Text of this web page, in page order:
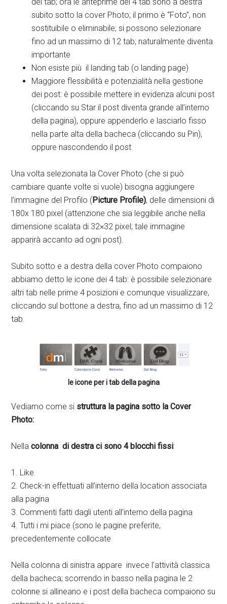
subito sotto la cover Photo; il primo è “Foto”, non
sostituibile o eliminabile; si possono selezionare
fino ad un massimo di 12 tab; naturalmente diventa
importante
Non esiste più il landing tab (o landing page)
Maggiore flessibilità e potenzialità nella gestione
dei post: è possibile mettere in evidenza alcuni post
(cliccando su Star il post diventa grande all’interno
della pagina), oppure appenderlo e lasciarlo fisso
nella parte alta della bacheca (cliccando su Pin),
oppure nascondendo il post
Una volta selezionata la Cover Photo (che si può
cambiare quante volte si vuole) bisogna aggiungere
l’immagine del Profilo ( Picture Profile), delle dimensioni di
180x 180 pixel (attenzione che sia leggibile anche nella
dimensione scalata di 32×32 pixel; tale immagine
apparirà accanto ad ogni post).
Subito sotto e a destra della cover Photo compaiono
abbiamo detto le icone dei 4 tab: è possibile selezionare
altri tab nelle prime 4 posizioni e comunque visualizzare,
cliccando sul bottone a destra, fino ad un massimo di 12
tab.
le icone per i tab della pagina
Vediamo come si struttura la pagina sotto la Cover
Photo:
Nellacolonna di destra ci sono 4 blocchi fissi:
1. Like
2. Check-in effettuati all’interno della location associata
alla pagina
3. Commenti fatti dagli utenti all’interno della pagina
4. Tutti i mi piace (sono le pagine preferite,
precedentemente collocate
Nella colonna di sinistra appare invece l’attività classica
della bacheca; scorrendo in basso nella pagina le 2
colonne si allineano e i post della bacheca compaiono su